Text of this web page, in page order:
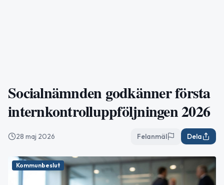
Socialnämnden godkänner första
internkontrolluppföljningen 2026
28 maj 2026 Felanmäl Dela
Kommunbeslut